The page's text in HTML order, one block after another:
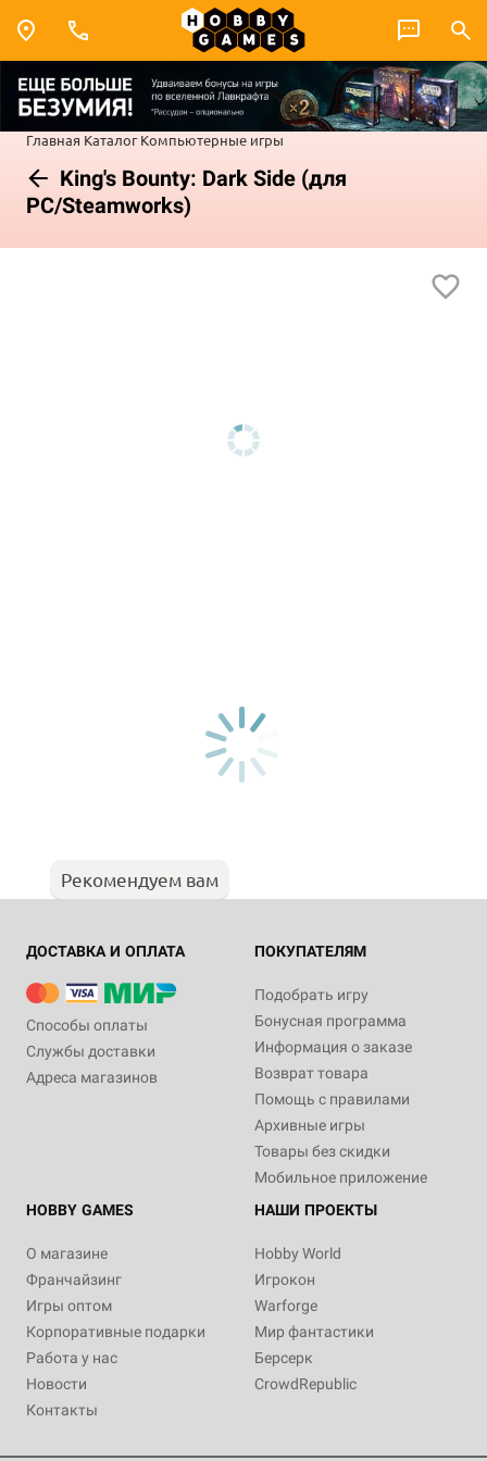
Главная Каталог Компьютерные игры
King's Bounty: Dark Side (для
PC/Steamworks)
Рекомендуем вам
ДОСТАВКА И ОПЛАТА
Способы оплаты
Службы доставки
Адреса магазинов
ПОКУПАТЕЛЯМ
Подобрать игру
Бонусная программа
Информация о заказе
Возврат товара
Помощь с правилами
Архивные игры
Товары без скидки
Мобильное приложение
HOBBY GAMES
О магазине
Франчайзинг
Игры оптом
Корпоративные подарки
Работа у нас
Новости
Контакты
НАШИ ПРОЕКТЫ
Hobby World
Игрокон
Warforge
Мир фантастики
Берсерк
CrowdRepublic